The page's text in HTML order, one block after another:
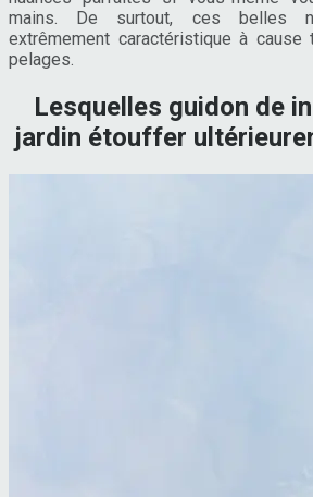
mains. De surtout, ces belles
extrêmement caractéristique à
pelages.
Lesquelles guidon de
jardin étouffer